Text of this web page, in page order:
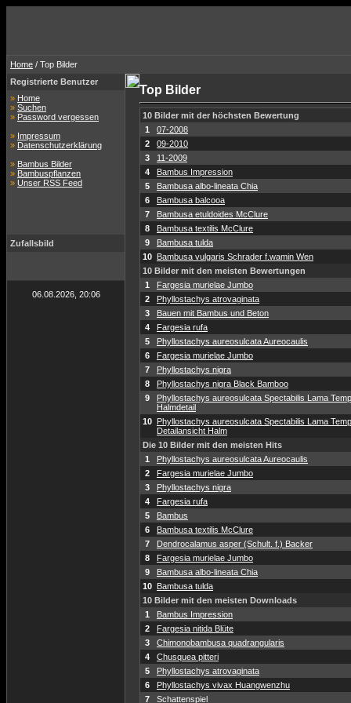
Home / Top Bilder
Registrierte Benutzer
» Home
» Suchen
» Password vergessen
» Impressum
» Datenschutzerklärung
» Bambus Bilder
» Bambuspflanzen
» Unser RSS Feed
Zufallsbild
06.08.2026, 20:06
Top Bilder
10 Bilder mit der höchsten Bewertung
1
07-2008
2
09-2010
3
11-2009
4
Bambus Impression
5
Bambusa albo-lineata Chia
6
Bambusa balcooa
7
Bambusa etuldoides McClure
8
Bambusa textilis McClure
9
Bambusa tulda
10 Bambusa vulgaris Schrader f.wamin Wen
10 Bilder mit den meisten Bewertungen
1
Fargesia murielae Jumbo
2
Phyllostachys atrovaginata
3
Bauen mit Bambus und Beton
4
Fargesia rufa
5
Phyllostachys aureosulcata Aureocaulis
6
Fargesia murielae Jumbo
7
Phyllostachys nigra
8
Phyllostachys nigra Black Bamboo
9
Phyllostachys aureosulcata Spectabilis Lama
Halmdetail
10 Phyllostachys aureosulcata Spectabilis Lama
Detailansicht Halm
Die 10 Bilder mit den meisten Hits
1
Phyllostachys aureosulcata Aureocaulis
2
Fargesia murielae Jumbo
3
Phyllostachys nigra
4
Fargesia rufa
5
Bambus
6
Bambusa textilis McClure
7
Dendrocalamus asper (Schult. f.) Backer
8
Fargesia murielae Jumbo
9
Bambusa albo-lineata Chia
10 Bambusa tulda
10 Bilder mit den meisten Downloads
1
Bambus Impression
2
Fargesia nitida Blüte
3
Chimonobambusa quadrangularis
4
Chusquea pitteri
5
Phyllostachys atrovaginata
6
Phyllostachys vivax Huangwenzhu
7
Schattenspiel